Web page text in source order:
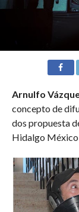
Arnulfo
concepto de
dos propuesta
Hidalgo México